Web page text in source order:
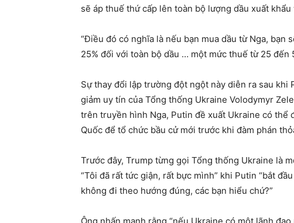
sẽ áp thuế thứ cấp lên toàn bộ lượng dầu xuất khẩu
“Điều đó có nghĩa là nếu bạn mua dầu từ Nga, bạn
25% đối với toàn bộ dầu … một mức thuế từ 25 đến
Sự thay đổi lập trường đột ngột này diễn ra sau khi
giảm uy tín của Tổng thống Ukraine Volodymyr
trên truyền hình Nga, Putin đề xuất Ukraine có thể
Quốc để tổ chức bầu cử mới trước khi đàm phán
Trước đây, Trump từng gọi Tổng thống Ukraine là
“Tôi đã rất tức giận, rất bực mình” khi Putin “bắt
không đi theo hướng đúng, các bạn hiểu chứ?”